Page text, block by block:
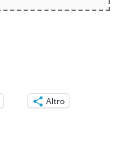
Altro